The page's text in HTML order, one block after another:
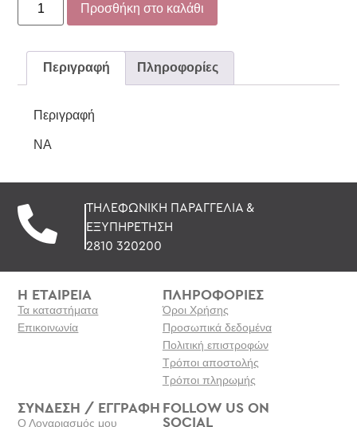
Προσθήκη στο καλάθι
Περιγραφή Πληροφορίες
Περιγραφή
NA
ΤΗΛΕΦΩΝΙΚΗ ΠΑΡΑΓΓΕΛΙΑ &
ΕΞΥΠΗΡΕΤΗΣΗ
2810 320200
Η ΕΤΑΙΡΕΙΑ
Τα καταστήματα
Επικοινωνία
ΠΛΗΡΟΦΟΡΙΕΣ
Όροι Χρήσης
Προσωπικά δεδομένα
Πολιτική επιστροφών
Τρόποι αποστολής
Τρόποι πληρωμής
ΣΥΝΔΕΣΗ / ΕΓΓΡΑΦΗ
Ο Λογαριασμός μου
FOLLOW US ON
SOCIAL